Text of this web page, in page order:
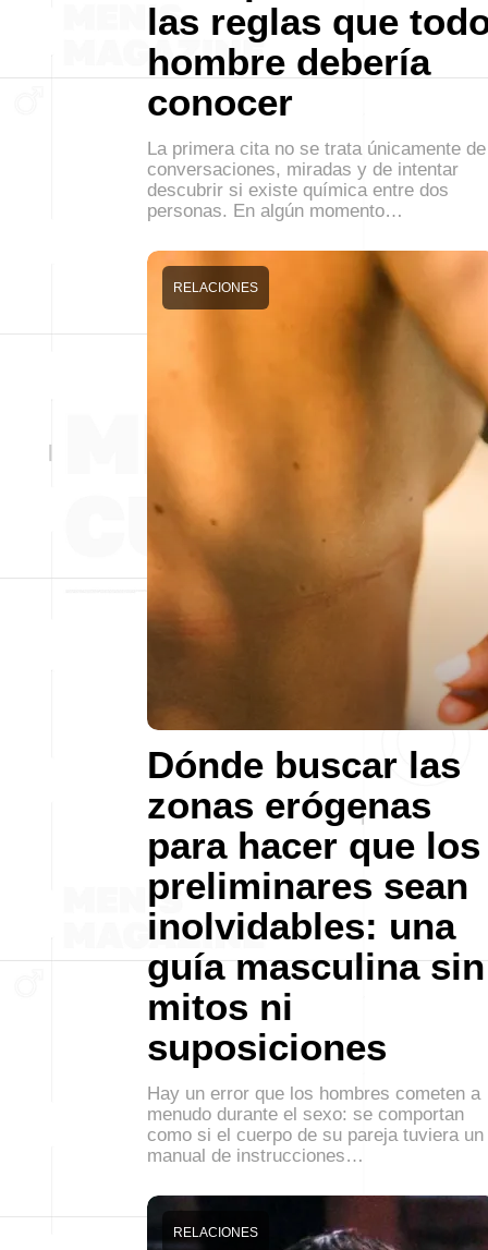
las reglas que
hombre debería
conocer
La primera cita no se trata únicamente de
conversaciones, miradas y de intentar
descubrir si existe química entre dos
personas. En algún momento…
Dónde buscar las
zonas erógenas
para hacer que los
preliminares sean
inolvidables: una
guía masculina sin
mitos ni
suposiciones
RELACIONES
Hay un error que los hombres cometen a
menudo durante el sexo: se comportan
como si el cuerpo de su pareja tuviera un
manual de instrucciones…
RELACIONES